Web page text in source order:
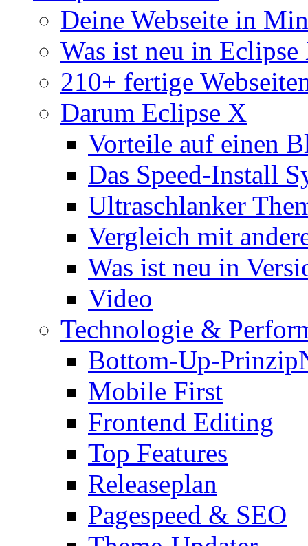
Deine Webseite in
Was ist neu in Eclipse
210+ fertige
Darum Eclipse X
Vorteile auf einen
Das Speed-Install
Ultraschlanker
Vergleich mit
Was ist neu in
Video
Technologie &
Bottom-Up-Prinzip
Mobile First
Frontend Editing
Top Features
Releaseplan
Pagespeed & SEO